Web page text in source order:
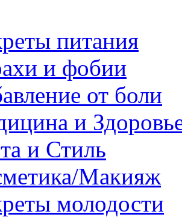
питания
и фобии
от боли
и
и Стиль
Макияж
молодости